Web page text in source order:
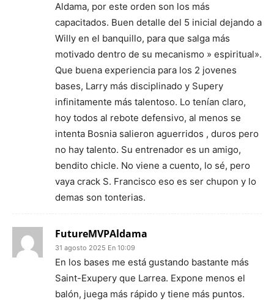
Aldama, por este orden son los más
capacitados. Buen detalle del 5 inicial dejando a
Willy en el banquillo, para que salga más
motivado dentro de su mecanismo » espiritual».
Que buena experiencia para los 2 jovenes
bases, Larry más disciplinado y Supery
infinitamente más talentoso. Lo tenían claro,
hoy todos al rebote defensivo, al menos se
intenta Bosnia salieron aguerridos , duros pero
no hay talento. Su entrenador es un amigo,
bendito chicle. No viene a cuento, lo sé, pero
vaya crack S. Francisco eso es ser chupon y lo
demas son tonterias.
FutureMVPAldama
31 agosto 2025 En 10:09
En los bases me está gustando bastante más
Saint-Exupery que Larrea. Expone menos el
balón, juega más rápido y tiene más puntos.